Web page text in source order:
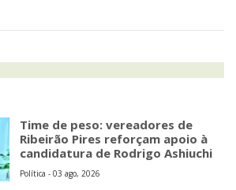
Time de peso: vereadores de
Ribeirão Pires reforçam apoio à
candidatura de Rodrigo Ashiuchi
Política - 03 ago, 2026